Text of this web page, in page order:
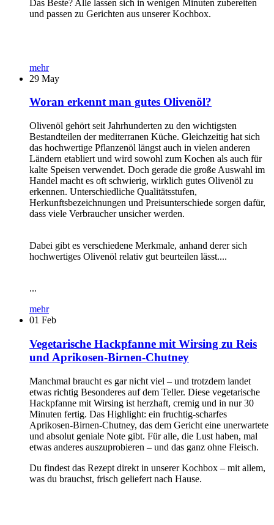
Das Beste? Alle lassen sich in wenigen Minuten zubereiten
und passen zu Gerichten aus unserer Kochbox.
mehr
29 May
Woran erkennt man gutes Olivenöl?
Olivenöl gehört seit Jahrhunderten zu den wichtigsten
Bestandteilen der mediterranen Küche. Gleichzeitig hat sich
das hochwertige Pflanzenöl längst auch in vielen anderen
Ländern etabliert und wird sowohl zum Kochen als auch für
kalte Speisen verwendet. Doch gerade die große Auswahl im
Handel macht es oft schwierig, wirklich gutes Olivenöl zu
erkennen. Unterschiedliche Qualitätsstufen,
Herkunftsbezeichnungen und Preisunterschiede sorgen dafür,
dass viele Verbraucher unsicher werden.
Dabei gibt es verschiedene Merkmale, anhand derer sich
hochwertiges Olivenöl relativ gut beurteilen lässt....
...
mehr
01 Feb
Vegetarische Hackpfanne mit Wirsing zu Reis
und Aprikosen-Birnen-Chutney
Manchmal braucht es gar nicht viel – und trotzdem landet
etwas richtig Besonderes auf dem Teller. Diese vegetarische
Hackpfanne mit Wirsing ist herzhaft, cremig und in nur 30
Minuten fertig. Das Highlight: ein fruchtig-scharfes
Aprikosen-Birnen-Chutney, das dem Gericht eine unerwartete
und absolut geniale Note gibt. Für alle, die Lust haben, mal
etwas anderes auszuprobieren – und das ganz ohne Fleisch.
Du findest das Rezept direkt in unserer Kochbox – mit allem,
was du brauchst, frisch geliefert nach Hause.